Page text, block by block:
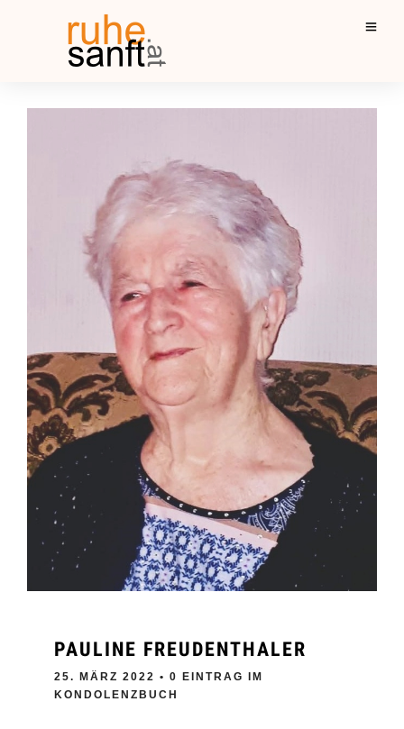
PAULINE FREUDENTHALER
25. MÄRZ 2022 • 0 EINTRAG IM
KONDOLENZBUCH